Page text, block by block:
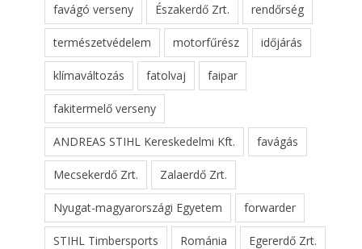
favágó verseny Északerdő Zrt. rendőrség
természetvédelem motorfűrész időjárás
klímaváltozás fatolvaj faipar
fakitermelő verseny
ANDREAS STIHL Kereskedelmi Kft. favágás
Mecsekerdő Zrt. Zalaerdő Zrt.
Nyugat-magyarországi Egyetem forwarder
STIHL Timbersports Románia Egererdő Zrt.